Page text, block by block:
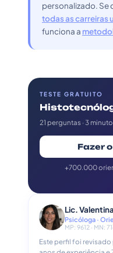
personalizado. Se
todas as carreiras
funciona a
TESTE GRATUITO
21 perguntas · 3
Fazer
+700.000
Lic.
Psicóloga ·
MP: 9612 · MN:
Este perfil foi revisado